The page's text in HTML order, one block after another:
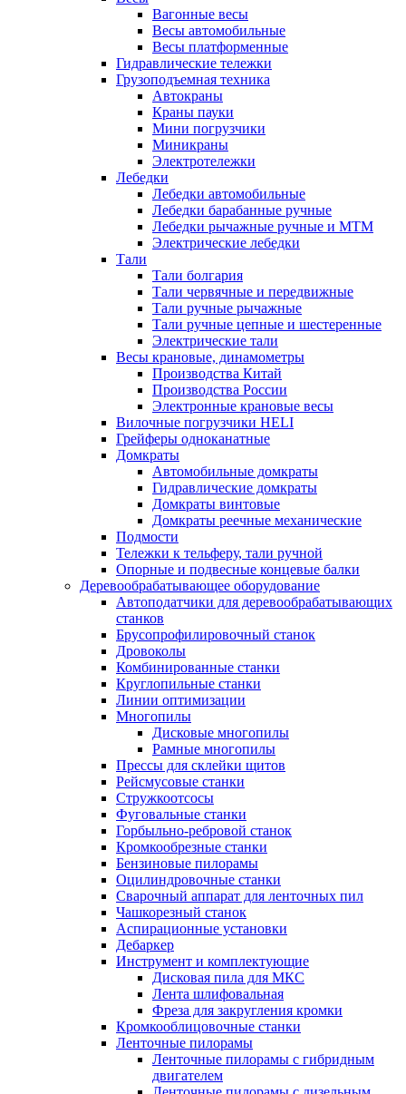
Вагонные весы
Весы автомобильные
Весы платформенные
Гидравлические тележки
Грузоподъемная техника
Автокраны
Краны пауки
Мини погрузчики
Миникраны
Электротележки
Лебедки
Лебедки автомобильные
Лебедки барабанные ручные
Лебедки рычажные ручные и МТМ
Электрические лебедки
Тали
Тали болгария
Тали червячные и передвижные
Тали ручные рычажные
Тали ручные цепные и шестеренные
Электрические тали
Весы крановые, динамометры
Производства Китай
Производства России
Электронные крановые весы
Вилочные погрузчики HELI
Грейферы одноканатные
Домкраты
Автомобильные домкраты
Гидравлические домкраты
Домкраты винтовые
Домкраты реечные механические
Подмости
Тележки к тельферу, тали ручной
Опорные и подвесные концевые балки
Деревообрабатывающее оборудование
Автоподатчики для деревообрабатывающих
станков
Брусопрофилировочный станок
Дровоколы
Комбинированные станки
Круглопильные станки
Линии оптимизации
Многопилы
Дисковые многопилы
Рамные многопилы
Прессы для склейки щитов
Рейсмусовые станки
Стружкоотсосы
Фуговальные станки
Горбыльно-ребровой станок
Кромкообрезные станки
Бензиновые пилорамы
Оцилиндровочные станки
Сварочный аппарат для ленточных пил
Чашкорезный станок
Аспирационные установки
Дебаркер
Инструмент и комплектующие
Дисковая пила для МКС
Лента шлифовальная
Фреза для закругления кромки
Кромкооблицовочные станки
Ленточные пилорамы
Ленточные пилорамы с гибридным
двигателем